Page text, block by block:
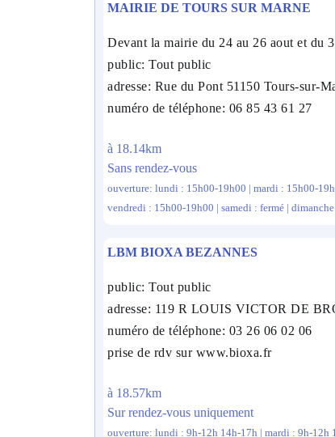
MAIRIE DE TOURS SUR MARNE
Devant la mairie du 24 au 26 aout et du
public: Tout public
adresse: Rue du Pont 51150 Tours-sur-
numéro de téléphone: 06 85 43 61 27
à 18.14km
Sans rendez-vous
ouverture: lundi : 15h00-19h00 | mardi : 15h00-
vendredi : 15h00-19h00 | samedi : fermé |
LBM BIOXA BEZANNES
public: Tout public
adresse: 119 R LOUIS VICTOR DE
numéro de téléphone: 03 26 06 02 06
prise de rdv sur www.bioxa.fr
à 18.57km
Sur rendez-vous uniquement
ouverture: lundi : 9h-12h 14h-17h | mardi : 9h-